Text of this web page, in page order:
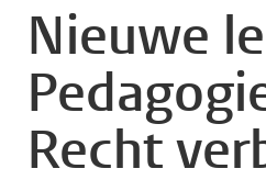
Nieuwe
Recht